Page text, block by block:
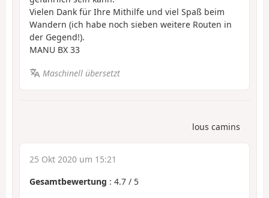
Vielen Dank für Ihre Mithilfe und viel Spaß beim
Wandern (ich habe noch sieben weitere Routen in
der Gegend!).
MANU BX 33
Maschinell übersetzt
lous camins
25 Okt 2020 um 15:21
Gesamtbewertung : 4.7 / 5